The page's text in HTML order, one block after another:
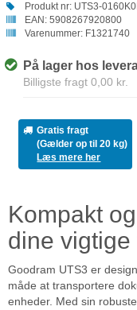
Produkt nr: UTS3-
EAN: 5908267920800
Varenummer: F1321740
På lager hos
Billigste fragt 0,00 kr.
Gratis fragt
(Gælder op til 20 kg)
Læs mere her
Kompakt
dine vigtige
Goodram UTS3 er
måde at transportere
enheder. Med sin